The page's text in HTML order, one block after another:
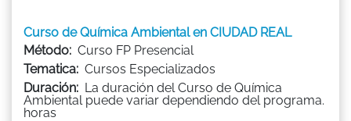
Curso de Química Ambiental en CIUDAD REAL
Método: Curso FP Presencial
Tematica: Cursos Especializados
Duración: La duración del Curso de Química
Ambiental puede variar dependiendo del programa.
horas